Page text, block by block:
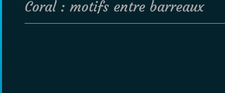
Coral : motifs entre barreaux